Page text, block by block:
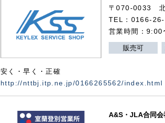
〒070-0033 北
TEL：0166-
営業時間：
販売可
安く・早く・正確
http://nttbj.itp.ne.jp/0166265562/index.html
A&S・JLA合同会